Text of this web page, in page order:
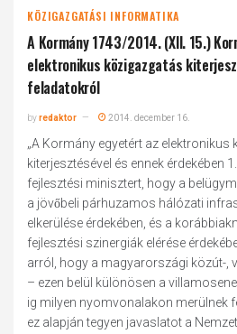
KÖZIGAZGATÁSI INFORMATIKA
A Kormány 1743/2014. (XII. 15.)
elektronikus közigazgatás
feladatokról
byredaktor 2014. december 16.
„A Kormány egyetért az elektronikus
kiterjesztésével és ennek érdekében
fejlesztési minisztert, hogy a
a jövőbeli párhuzamos hálózati
elkerülése érdekében, és a
fejlesztési szinergiák elérése
arról, hogy a magyarországi közút-,
– ezen belül különösen a
ig milyen nyomvonalakon merülnek
ez alapján tegyen javaslatot a